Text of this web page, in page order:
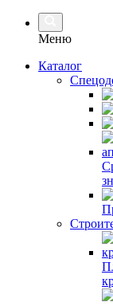
Меню
Каталог